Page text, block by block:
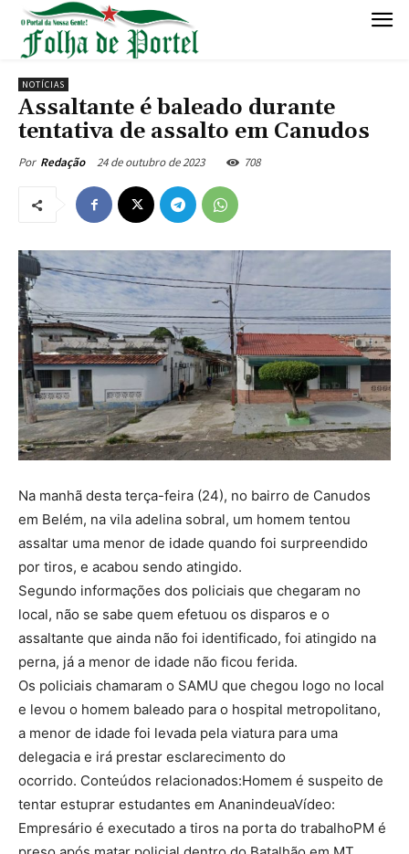
NOTÍCIAS
Assaltante é baleado durante
tentativa de assalto em Canudos
Por Redação 24 de outubro de 2023 708
Na manhã desta terça-feira (24), no bairro de Canudos
em Belém, na vila adelina sobral, um homem tentou
assaltar uma menor de idade quando foi surpreendido
por tiros, e acabou sendo atingido.
Segundo informações dos policiais que chegaram no
local, não se sabe quem efetuou os disparos e o
assaltante que ainda não foi identificado, foi atingido na
perna, já a menor de idade não ficou ferida.
Os policiais chamaram o SAMU que chegou logo no local
e levou o homem baleado para o hospital metropolitano,
a menor de idade foi levada pela viatura para uma
delegacia e irá prestar esclarecimento do
ocorrido. Conteúdos relacionados:Homem é suspeito de
tentar estuprar estudantes em AnanindeuaVídeo:
Empresário é executado a tiros na porta do trabalhoPM é